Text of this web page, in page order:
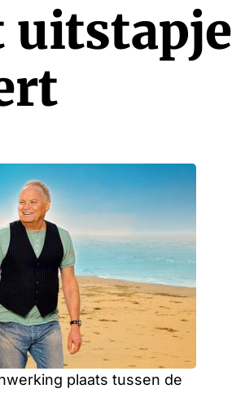
uitstapje
plaats tussen de